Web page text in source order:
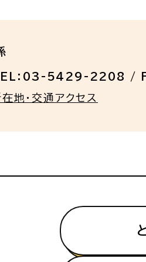
：03-5429-2208 /
地・交通アクセス